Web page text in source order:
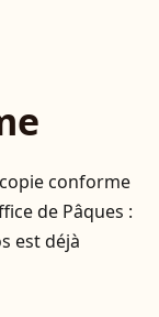
conforme
de Pâques :
est déjà